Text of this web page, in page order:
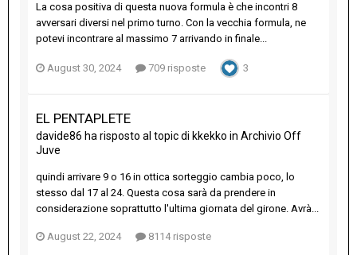
La cosa positiva di questa nuova formula è che incontri 8
avversari diversi nel primo turno. Con la vecchia formula, ne
potevi incontrare al massimo 7 arrivando in finale...
August 30, 2024 709 risposte 3
EL PENTAPLETE
davide86 ha risposto al topic di kkekko in Archivio Off
Juve
quindi arrivare 9 o 16 in ottica sorteggio cambia poco, lo
stesso dal 17 al 24. Questa cosa sarà da prendere in
considerazione soprattutto l'ultima giornata del girone. Avrà...
August 22, 2024 8114 risposte